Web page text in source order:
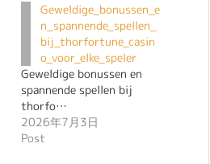
Geweldige_bonussen_e
n_spannende_spellen_
bij_thorfortune_casin
o_voor_elke_speler
Geweldige bonussen en
spannende spellen bij
thorfo…
2026年7月3日
Post